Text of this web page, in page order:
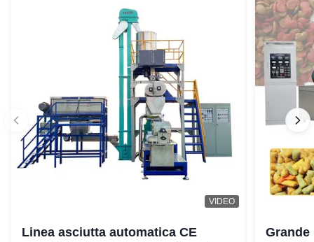
VIDEO
Linea asciutta automatica CE
Grande